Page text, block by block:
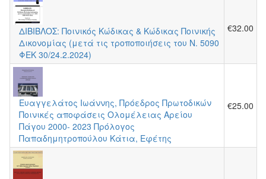
ΔΙΒΙΒΛΟΣ: Ποινικός Κώδικας & Κώδικας Ποινικής
Δικονομίας (μετά τις τροποποιήσεις του Ν. 5090
ΦΕΚ 30/24.2.2024)
€32.00
Ευαγγελάτος Ιωάννης, Πρόεδρος Πρωτοδικών
Ποινικές αποφάσεις Ολομέλειας Αρείου
Πάγου 2000- 2023 Πρόλογος
Παπαδημητροπούλου Κάτια, Εφέτης
€25.00